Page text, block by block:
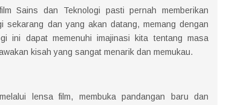
Sains dan Teknologi pasti pernah memberikan
sekarang dan yang akan datang, memang dengan
ini dapat memenuhi imajinasi kita tentang masa
kisah yang sangat menarik dan memukau.
lensa film, membuka pandangan baru dan